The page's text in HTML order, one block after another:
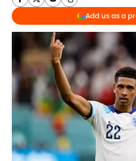
Add us as a